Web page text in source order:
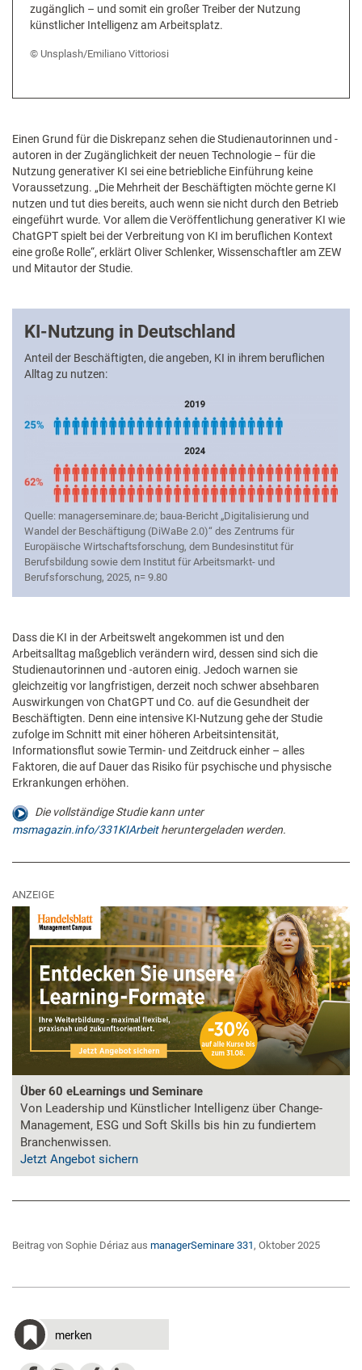
zugänglich – und somit ein großer Treiber der Nutzung
künstlicher Intelligenz am Arbeitsplatz.
Unsplash/Emiliano Vittoriosi
Einen Grund für die Diskrepanz sehen die Studienautorinnen und -
autoren in der Zugänglichkeit der neuen Technologie – für die
Nutzung generativer KI sei eine betriebliche Einführung keine
Voraussetzung. „Die Mehrheit der Beschäftigten möchte gerne KI
nutzen und tut dies bereits, auch wenn sie nicht durch den Betrieb
eingeführt wurde. Vor allem die Veröffentlichung generativer KI wie
ChatGPT spielt bei der Verbreitung von KI im beruflichen Kontext
eine große Rolle“, erklärt Oliver Schlenker, Wissenschaftler am ZEW
und Mitautor der Studie.
KI-Nutzung in Deutschland
Anteil der Beschäftigten, die angeben, KI in ihrem beruflichen
Alltag zu nutzen:
Quelle: managerseminare.de; baua-Bericht „Digitalisierung und
Wandel der Beschäftigung (DiWaBe 2.0)“ des Zentrums für
Europäische Wirtschaftsforschung, dem Bundesinstitut für
Berufsbildung sowie dem Institut für Arbeitsmarkt- und
Berufsforschung, 2025, n= 9.80
Dass die KI in der Arbeitswelt angekommen ist und den
Arbeitsalltag maßgeblich verändern wird, dessen sind sich die
Studienautorinnen und -autoren einig. Jedoch warnen sie
gleichzeitig vor langfristigen, derzeit noch schwer absehbaren
Auswirkungen von ChatGPT und Co. auf die Gesundheit der
Beschäftigten. Denn eine intensive KI-Nutzung gehe der Studie
zufolge im Schnitt mit einer höheren Arbeitsintensität,
Informationsflut sowie Termin- und Zeitdruck einher – alles
Faktoren, die auf Dauer das Risiko für psychische und physische
Erkrankungen erhöhen.
Die vollständige Studie kann unter
msmagazin.info/331KIArbeitheruntergeladen werden.
ANZEIGE
Über 60 eLearnings und Seminare
Von Leadership und Künstlicher Intelligenz über Change-
Management, ESG und Soft Skills bis hin zu fundiertem
Branchenwissen.
Jetzt Angebot sichern
Beitrag von Sophie Dériaz aus managerSeminare 331 , Oktober 2025
merken